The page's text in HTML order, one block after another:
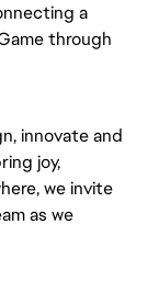
a
through
innovate and
joy,
we invite
as we